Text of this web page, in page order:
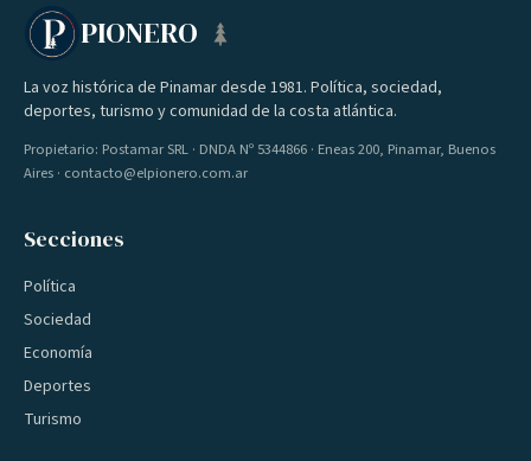
PIONERO
La voz histórica de Pinamar desde 1981. Política, sociedad,
deportes, turismo y comunidad de la costa atlántica.
Propietario: Postamar SRL · DNDA Nº 5344866 · Eneas 200, Pinamar, Buenos
Aires · contacto@elpionero.com.ar
Secciones
Política
Sociedad
Economía
Deportes
Turismo